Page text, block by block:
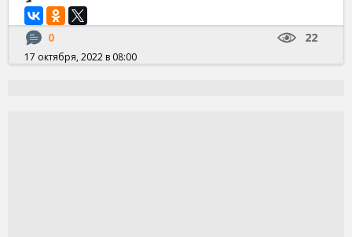
0 22
17 октября, 2022 в 08:00